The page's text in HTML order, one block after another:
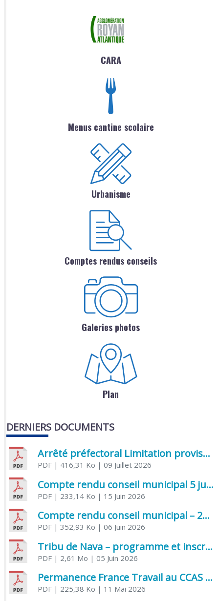
CARA
Menus cantine scolaire
Urbanisme
Comptes rendus conseils
Galeries photos
Plan
DERNIERS DOCUMENTS
Arrêté préfectoral Limitation provisoire des usages de l’eau
PDF| 416,31 Ko | 09 Juillet 2026
Compte rendu conseil municipal 5 juin 2026 sénatoriale
PDF| 233,14 Ko | 15 Juin 2026
Compte rendu conseil municipal – 21 avril 2026
PDF| 352,93 Ko | 06 Juin 2026
Tribu de Nava – programme et inscriptions été 2026
PDF| 2,61 Mo | 05 Juin 2026
Permanence France Travail au CCAS de Saujon Juin 2026
PDF| 225,38 Ko | 11 Mai 2026